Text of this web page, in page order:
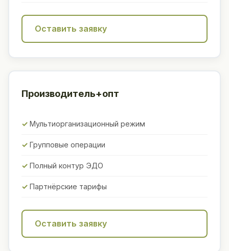
Оставить заявку
Производитель+опт
Мультиорганизационный режим
Групповые операции
Полный контур ЭДО
Партнёрские тарифы
Оставить заявку